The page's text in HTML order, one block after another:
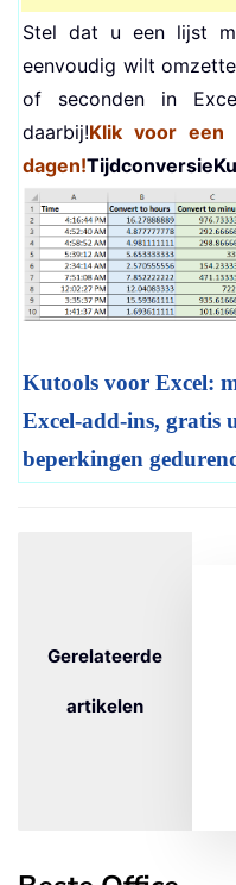
Stel dat u een lijst
eenvoudig wilt
of seconden in
daarbij!Klik voor een
dagen!Tijdconversie
Kutools voor Excel:
Excel-add-ins, gratis
beperkingen
Gerelateerde
artikelen